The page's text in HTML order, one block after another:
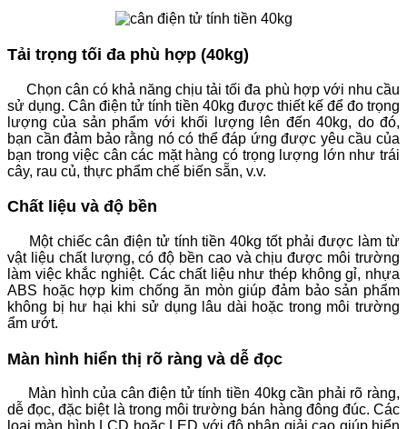
Tải trọng tối đa phù hợp (40kg)
Chọn cân có khả năng chịu tải tối đa phù hợp với nhu cầu
sử dụng. Cân điện tử tính tiền 40kg được thiết kế để đo trọng
lượng của sản phẩm với khối lượng lên đến 40kg, do đó,
bạn cần đảm bảo rằng nó có thể đáp ứng được yêu cầu của
bạn trong việc cân các mặt hàng có trọng lượng lớn như trái
cây, rau củ, thực phẩm chế biến sẵn, v.v.
Chất liệu và độ bền
Một chiếc cân điện tử tính tiền 40kg tốt phải được làm từ
vật liệu chất lượng, có độ bền cao và chịu được môi trường
làm việc khắc nghiệt. Các chất liệu như thép không gỉ, nhựa
ABS hoặc hợp kim chống ăn mòn giúp đảm bảo sản phẩm
không bị hư hại khi sử dụng lâu dài hoặc trong môi trường
ẩm ướt.
Màn hình hiển thị rõ ràng và dễ đọc
Màn hình của cân điện tử tính tiền 40kg cần phải rõ ràng,
dễ đọc, đặc biệt là trong môi trường bán hàng đông đúc. Các